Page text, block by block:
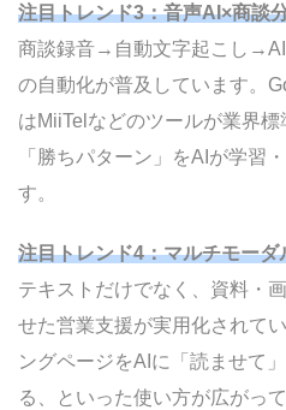
注目トレンド3：音声AI×商談
商談録音→自動文字起こし
の自動化が普及しています。
はMiiTelなどのツールが業界
「勝ちパターン」をAIが学習
す。
注目トレンド4：マルチモーダ
テキストだけでなく、資料・
せた営業支援が実用化されて
ングページをAIに「読ませて
る、といった使い方が広がって